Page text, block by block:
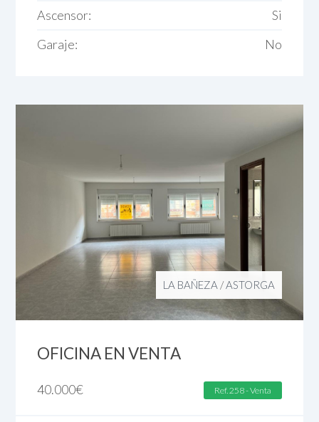
Ascensor:
Si
Garaje:
No
LA BAÑEZA /ASTORGA
OFICINA EN VENTA
40.000€ Ref. 258 - Venta